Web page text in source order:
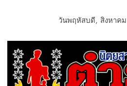
วันพฤหัสบดี, สิงหาค